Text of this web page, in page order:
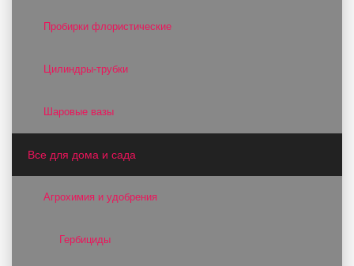
Пробирки флористические
Цилиндры-трубки
Шаровые вазы
Все для дома и сада
Агрохимия и удобрения
Гербициды